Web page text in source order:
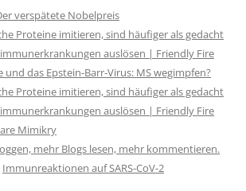
verspätete Nobelpreis
Proteine imitieren, sind häufiger als gedacht
auslösen | Friendly Fire
und das Epstein-Barr-Virus: MS wegimpfen?
Proteine imitieren, sind häufiger als gedacht
auslösen | Friendly Fire
Mimikry
mehr Blogs lesen, mehr kommentieren.
Immunreaktionen auf SARS-CoV-2